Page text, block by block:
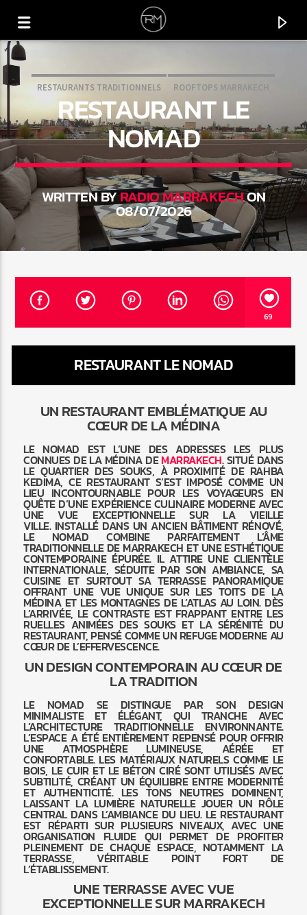
SAXOFON LOCO
STEFANO RANIERI
RESTAURANTS TRADITIONNELS ROOFTOPS MARRAKECH
RESTAURANT LE
NOMAD
WRITTEN BYRADIO MARRAKECHON
08/07/2026
69
RESTAURANT LE NOMAD
UN RESTAURANT EMBLÉMATIQUE AU
CŒUR DE LA MÉDINA
LE NOMAD EST L’UNE DES ADRESSES LES PLUS
CONNUES DE LA MÉDINA DEMARRAKECH. SITUÉ DANS
LE QUARTIER DES SOUKS, À PROXIMITÉ DE RAHBA
KEDIMA, CE RESTAURANT S’EST IMPOSÉ COMME UN
LIEU INCONTOURNABLE POUR LES VOYAGEURS EN
QUÊTE D’UNE EXPÉRIENCE CULINAIRE MODERNE AVEC
UNE VUE EXCEPTIONNELLE SUR LA VIEILLE
VILLE. INSTALLÉ DANS UN ANCIEN BÂTIMENT RÉNOVÉ,
LE NOMAD COMBINE PARFAITEMENT L’ÂME
TRADITIONNELLE DE MARRAKECH ET UNE ESTHÉTIQUE
CONTEMPORAINE ÉPURÉE. IL ATTIRE UNE CLIENTÈLE
INTERNATIONALE, SÉDUITE PAR SON AMBIANCE, SA
CUISINE ET SURTOUT SA TERRASSE PANORAMIQUE
OFFRANT UNE VUE UNIQUE SUR LES TOITS DE LA
MÉDINA ET LES MONTAGNES DE L’ATLAS AU LOIN. DÈS
L’ARRIVÉE, LE CONTRASTE EST FRAPPANT ENTRE LES
RUELLES ANIMÉES DES SOUKS ET LA SÉRÉNITÉ DU
RESTAURANT, PENSÉ COMME UN REFUGE MODERNE AU
CŒUR DE L’EFFERVESCENCE.
UN DESIGN CONTEMPORAIN AU CŒUR DE
LA TRADITION
LE NOMAD SE DISTINGUE PAR SON DESIGN
MINIMALISTE ET ÉLÉGANT, QUI TRANCHE AVEC
L’ARCHITECTURE TRADITIONNELLE ENVIRONNANTE.
L’ESPACE A ÉTÉ ENTIÈREMENT REPENSÉ POUR OFFRIR
UNE ATMOSPHÈRE LUMINEUSE, AÉRÉE ET
CONFORTABLE. LES MATÉRIAUX NATURELS COMME LE
BOIS, LE CUIR ET LE BÉTON CIRÉ SONT UTILISÉS AVEC
SUBTILITÉ, CRÉANT UN ÉQUILIBRE ENTRE MODERNITÉ
ET AUTHENTICITÉ. LES TONS NEUTRES DOMINENT,
LAISSANT LA LUMIÈRE NATURELLE JOUER UN RÔLE
CENTRAL DANS L’AMBIANCE DU LIEU. LE RESTAURANT
EST RÉPARTI SUR PLUSIEURS NIVEAUX, AVEC UNE
ORGANISATION FLUIDE QUI PERMET DE PROFITER
PLEINEMENT DE CHAQUE ESPACE, NOTAMMENT LA
TERRASSE, VÉRITABLE POINT FORT DE
L’ÉTABLISSEMENT.
UNE TERRASSE AVEC VUE
EXCEPTIONNELLE SUR MARRAKECH